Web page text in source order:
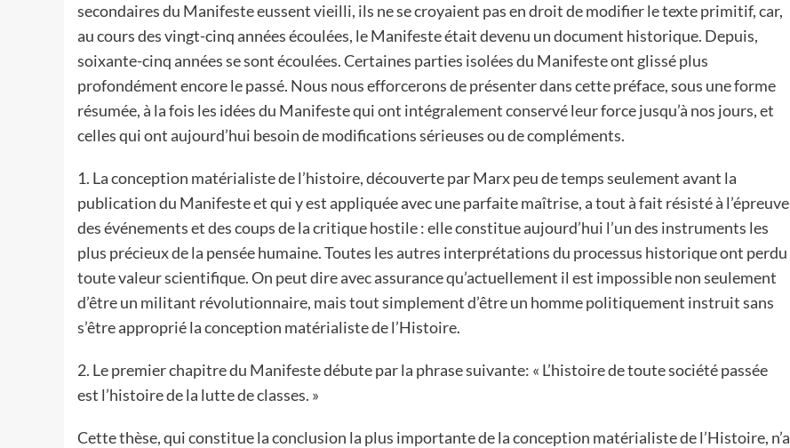
secondaires du Manifeste eussent vieilli, ils ne se croyaient pas en droit de modifier le texte primitif, car,
au cours des vingt-cinq années écoulées, le Manifeste était devenu un document historique. Depuis,
soixante-cinq années se sont écoulées. Certaines parties isolées du Manifeste ont glissé plus
profondément encore le passé. Nous nous efforcerons de présenter dans cette préface, sous une forme
résumée, à la fois les idées du Manifeste qui ont intégralement conservé leur force jusqu’à nos jours, et
celles qui ont aujourd’hui besoin de modifications sérieuses ou de compléments.
1. La conception matérialiste de l’histoire, découverte par Marx peu de temps seulement avant la
publication du Manifeste et qui y est appliquée avec une parfaite maîtrise, a tout à fait résisté à l’épreuve
des événements et des coups de la critique hostile : elle constitue aujourd’hui l’un des instruments les
plus précieux de la pensée humaine. Toutes les autres interprétations du processus historique ont perdu
toute valeur scientifique. On peut dire avec assurance qu’actuellement il est impossible non seulement
d’être un militant révolutionnaire, mais tout simplement d’être un homme politiquement instruit sans
s’être approprié la conception matérialiste de l’Histoire.
2. Le premier chapitre du Manifeste débute par la phrase suivante: « L’histoire de toute société passée
est l’histoire de la lutte de classes. »
Cette thèse, qui constitue la conclusion la plus importante de la conception matérialiste de l’Histoire, n’a